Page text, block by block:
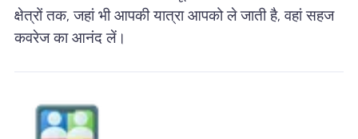
क्षेत्रों तक, जहां भी आपकी यात्रा आपको ले जाती है, वहां सहज
कवरेज का आनंद लें।